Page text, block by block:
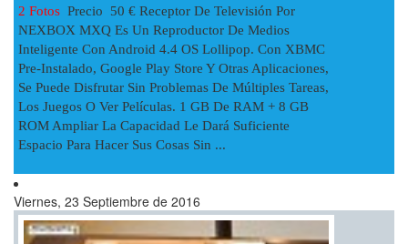
2 Fotos Precio 50 € Receptor De Televisión Por
NEXBOX MXQ Es Un Reproductor De Medios
Inteligente Con Android 4.4 OS Lollipop. Con XBMC
Pre-Instalado, Google Play Store Y Otras Aplicaciones,
Se Puede Disfrutar Sin Problemas De Múltiples Tareas,
Los Juegos O Ver Películas. 1 GB De RAM + 8 GB
ROM Ampliar La Capacidad Le Dará Suficiente
Espacio Para Hacer Sus Cosas Sin ...
Viernes, 23 Septiembre de 2016